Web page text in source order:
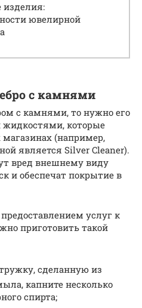
изделия:
ювелирной
с камнями
с камнями, то нужно его
которые
(например,
является Silver Cleaner).
вред внешнему виду
и обеспечат покрытие в
услуг к
приготовить такой
сделанную из
капните несколько
спирта;